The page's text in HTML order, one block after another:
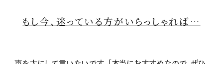
もし今、迷っている方がいらっしゃれば…